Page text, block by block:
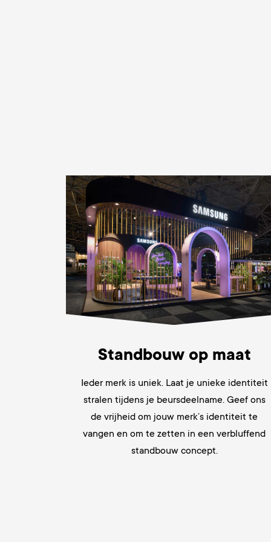
Standbouw op maat
Ieder merk is uniek. Laat je unieke identiteit
stralen tijdens je beursdeelname. Geef ons
de vrijheid om jouw merk’s identiteit te
vangen en om te zetten in een verbluffend
standbouw concept.